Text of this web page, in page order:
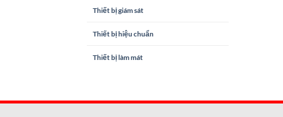
Thiết bị giám sát
Thiết bị hiệu chuẩn
Thiết bị làm mát